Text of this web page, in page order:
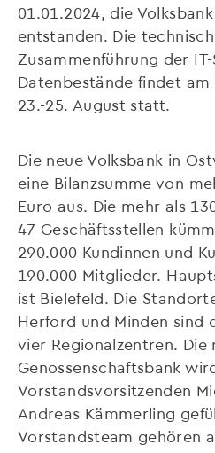
01.01.2024, die
entstanden. Die
Zusammenführung der
Datenbestände findet am
23.-25. August statt.
Die neue Volksbank in
eine Bilanzsumme von
Euro aus. Die mehr als
47 Geschäftsstellen
290.000 Kundinnen und
190.000 Mitglieder.
ist Bielefeld. Die
Herford und Minden sind
vier Regionalzentren. Die
Genossenschaftsbank
Vorstandsvorsitzenden
Andreas Kämmerling
Vorstandsteam gehören